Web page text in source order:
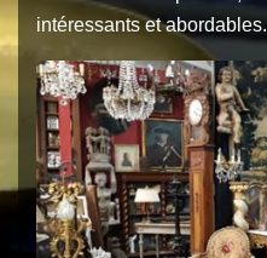
intéressants et abordables.